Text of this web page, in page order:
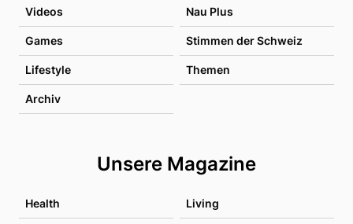
Videos Nau Plus
Games Stimmen der Schweiz
Lifestyle Themen
Archiv
Unsere Magazine
Health Living